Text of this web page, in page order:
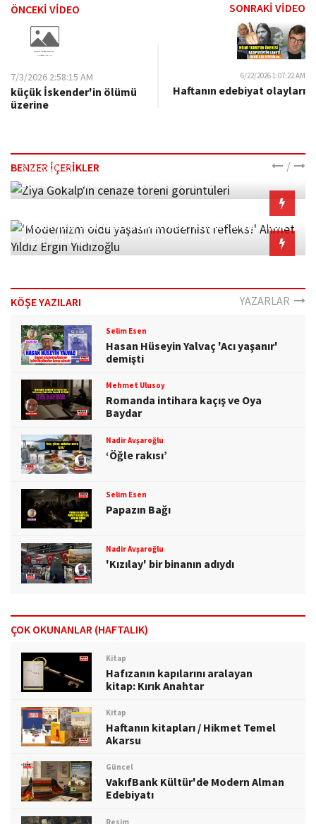
ÖNCEKİ VİDEO SONRAKİ VİDEO
7/3/2026 2:58:15 AM
küçük İskender'in ölümü
üzerine
6/22/2026 1:07:22 AM
Haftanın edebiyat olayları
BENZER İÇERİKLER /
30.10.2022 08:23
Ziya Gökalp'in cenaze töreni görüntüleri
'Modernizm öldü yaşasın modernist refleks!' Ahmet Yıldız
Ergin Yıldızoğlu
KÖŞE YAZILARI YAZARLAR
Selim Esen
Hasan Hüseyin Yalvaç 'Acı yaşanır'
demişti
Mehmet Ulusoy
Romanda intihara kaçış ve Oya
Baydar
Nadir Avşaroğlu
‘Öğle rakısı’
Selim Esen
Papazın Bağı
Nadir Avşaroğlu
'Kızılay' bir binanın adıydı
ÇOK OKUNANLAR (HAFTALIK)
Kitap
Hafızanın kapılarını aralayan
kitap: Kırık Anahtar
Kitap
Haftanın kitapları / Hikmet Temel
Akarsu
Güncel
VakıfBank Kültür'de Modern Alman
Edebiyatı
Resim